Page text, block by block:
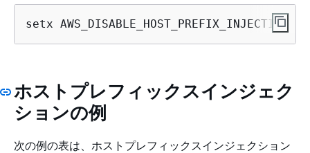
setx AWS_DISABLE_HOST_PREFIX_INJECTION
ホストプレフィックスインジェク
ションの例
次の例の表は、ホストプレフィックスインジェクション